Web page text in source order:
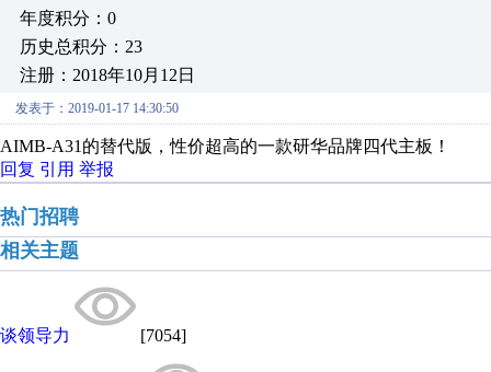
年度积分：0
历史总积分：23
注册：2018年10月12日
发表于：2019-01-17 14:30:50
AIMB-A31的替代版，性价超高的一款研华品牌四代主板！
回复 引用 举报
热门招聘
相关主题
谈领导力 [7054]